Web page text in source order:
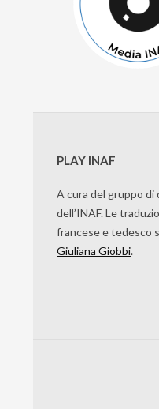
PLAY INAF
A cura del gruppo
dell’INAF. Le
francese e tedesco
Giuliana Giobbi.